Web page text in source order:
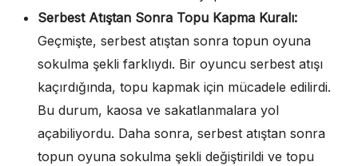
Serbest Atıştan Sonra Topu Kapma Kuralı:
Geçmişte, serbest atıştan sonra topun oyuna
sokulma şekli farklıydı. Bir oyuncu serbest atışı
kaçırdığında, topu kapmak için mücadele edilirdi.
Bu durum, kaosa ve sakatlanmalara yol
açabiliyordu. Daha sonra, serbest atıştan sonra
topun oyuna sokulma şekli değiştirildi ve topu